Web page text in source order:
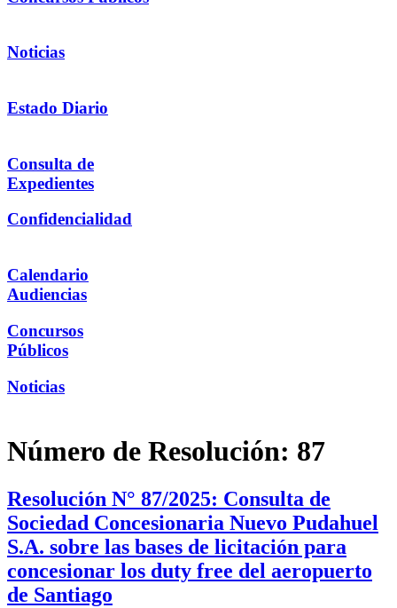
Noticias
Estado Diario
Consulta de
Expedientes
Confidencialidad
Calendario
Audiencias
Concursos
Públicos
Noticias
Número de Resolución: 87
Resolución N° 87/2025: Consulta de
Sociedad Concesionaria Nuevo Pudahuel
S.A. sobre las bases de licitación para
concesionar los duty free del aeropuerto
de Santiago